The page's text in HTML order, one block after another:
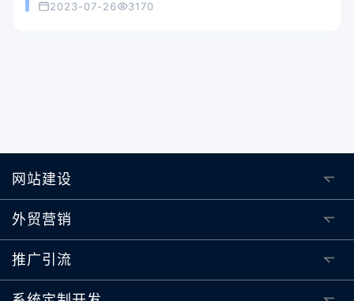
2023-07-26
3170
网站建设
外贸营销
推广引流